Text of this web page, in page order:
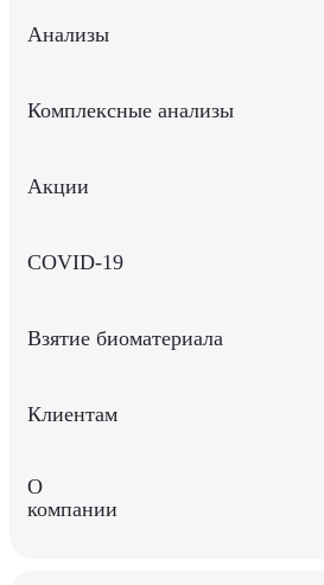
Анализы
Комплексные анализы
Акции
COVID-19
Взятие биоматериала
Клиентам
О
компании